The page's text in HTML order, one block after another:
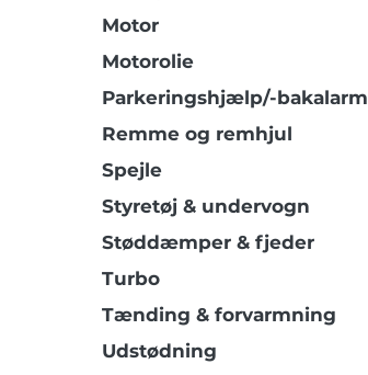
Motor
Motorolie
Parkeringshjælp/-bakalarm
Remme og remhjul
Spejle
Styretøj & undervogn
Støddæmper & fjeder
Turbo
Tænding & forvarmning
Udstødning